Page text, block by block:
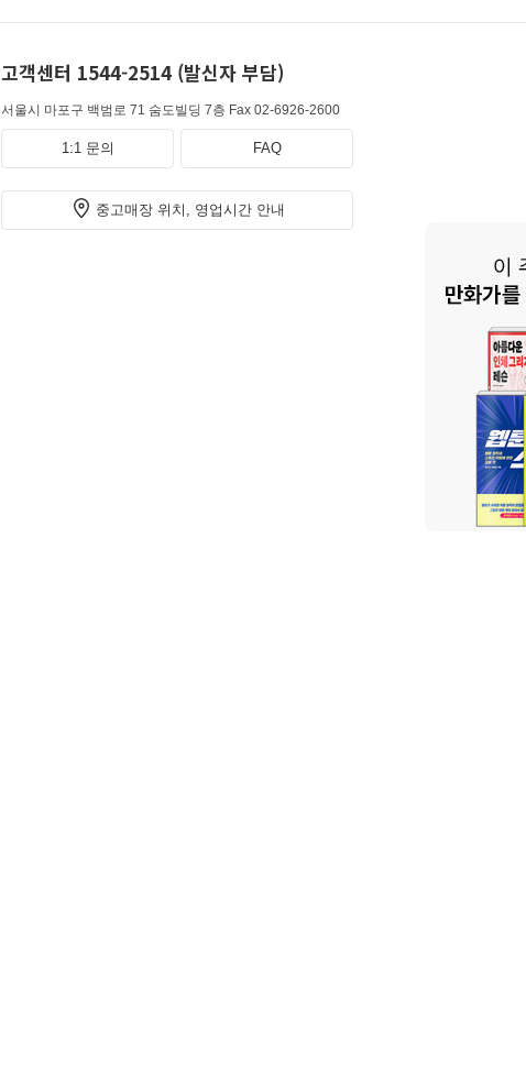
고객센터 1544-2514 (발신자 부담)
서울시 마포구 백범로 71 숨도빌딩 7층 Fax 02-6926-2600
1:1 문의 FAQ
중고매장 위치, 영업시간 안내